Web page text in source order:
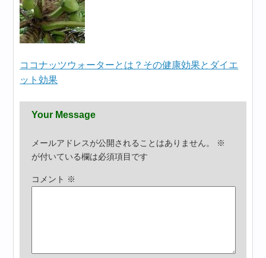
ココナッツウォーターとは？その健康効果とダイエ
ット効果
Your Message
メールアドレスが公開されることはありません。
※
が付いている欄は必須項目です
コメント ※